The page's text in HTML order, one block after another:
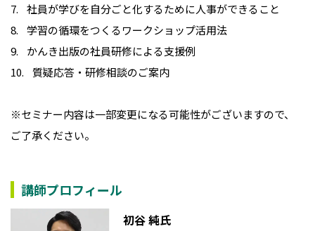
7.
社員が学びを自分ごと化するために人事ができること
8.
学習の循環をつくるワークショップ活用法
9.
かんき出版の社員研修による支援例
10.
質疑応答・研修相談のご案内
※セミナー内容は一部変更になる可能性がございますので、
ご了承ください。
講師プロフィール
初谷 純氏